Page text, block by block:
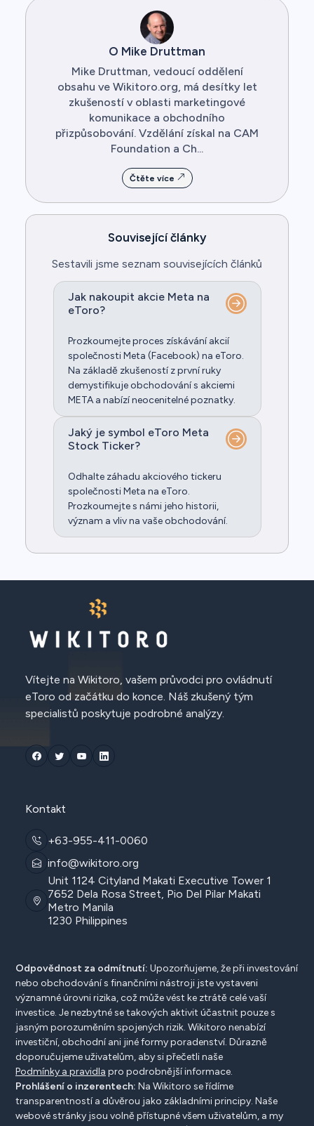
O Mike Druttman
Mike Druttman, vedoucí oddělení
obsahu ve Wikitoro.org, má desítky let
zkušeností v oblasti marketingové
komunikace a obchodního
přizpůsobování. Vzdělání získal na CAM
Foundation a Ch...
Čtěte více
Související články
Sestavili jsme seznam souvisejících článků
Jak nakoupit akcie Meta na
eToro?
Prozkoumejte proces získávání akcií
společnosti Meta (Facebook) na eToro.
Na základě zkušeností z první ruky
demystifikuje obchodování s akciemi
META a nabízí neocenitelné poznatky.
Jaký je symbol eToro Meta
Stock Ticker?
Odhalte záhadu akciového tickeru
společnosti Meta na eToro.
Prozkoumejte s námi jeho historii,
význam a vliv na vaše obchodování.
Vítejte na Wikitoro, vašem průvodci pro ovládnutí
eToro od začátku do konce. Náš zkušený tým
specialistů poskytuje podrobné analýzy.
Kontakt
+63-955-411-0060
info@wikitoro.org
Unit 1124 Cityland Makati Executive Tower 1
7652 Dela Rosa Street, Pio Del Pilar Makati
Metro Manila
1230 Philippines
Odpovědnost za odmítnutí: Upozorňujeme, že při investování
nebo obchodování s finančními nástroji jste vystaveni
významné úrovni rizika, což může vést ke ztrátě celé vaší
investice. Je nezbytné se takových aktivit účastnit pouze s
jasným porozuměním spojených rizik. Wikitoro nenabízí
investiční, obchodní ani jiné formy poradenství. Důrazně
doporučujeme uživatelům, aby si přečetli naše
Podmínky a pravidla pro podrobnější informace.
Prohlášení o inzerentech: Na Wikitoro se řídíme
transparentností a důvěrou jako základními principy. Naše
webové stránky jsou volně přístupné všem uživatelům, a my